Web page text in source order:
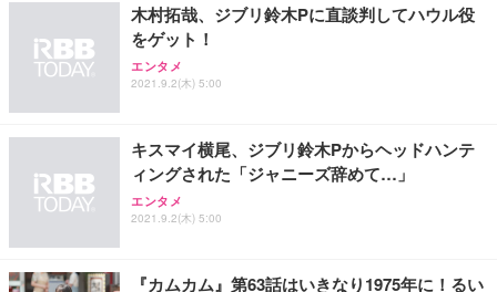
木村拓哉、ジブリ鈴木Pに直談判してハウル役
をゲット！
エンタメ
2021.9.2(木) 5:00
キスマイ横尾、ジブリ鈴木Pからヘッドハンテ
ィングされた「ジャニーズ辞めて…」
エンタメ
2021.9.2(木) 5:00
『カムカム』第63話はいきなり1975年に！るい